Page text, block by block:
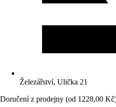
Železářství, Ulička 21
Doručení z prodejny (od 1228,00